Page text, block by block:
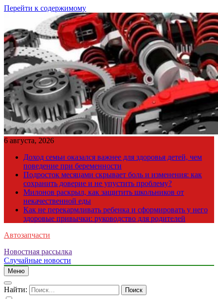
Перейти к содержимому
6 августа, 2026
Доход семьи оказался важнее для здоровья детей, чем
поведение при беременности
Подросток месяцами скрывает боль и изменения: как
сохранить доверие и не упустить проблему?
Милонов раскрыл, как защитить школьников от
некачественной еды
Как не перекармливать ребенка и сформировать у него
здоровые привычки: руководство для родителей
Автозапчасти
Новостная рассылка
Случайные новости
Меню
Найти: